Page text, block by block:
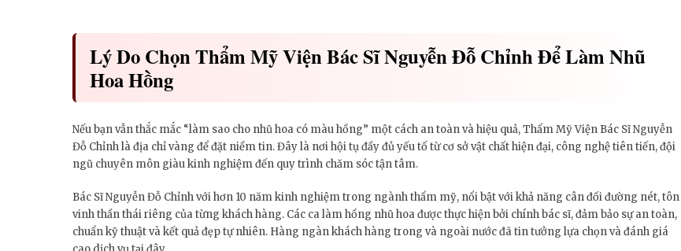
Lý Do Chọn Thẩm Mỹ Viện Bác Sĩ Nguyễn Đỗ Chỉnh Để Làm Nhũ
Hoa Hồng
Nếu bạn vẫn thắc mắc “làm sao cho nhũ hoa có màu hồng” một cách an toàn và hiệu quả, Thẩm Mỹ Viện Bác Sĩ Nguyễn
Đỗ Chỉnh là địa chỉ vàng để đặt niềm tin. Đây là nơi hội tụ đầy đủ yếu tố từ cơ sở vật chất hiện đại, công nghệ tiên tiến, đội
ngũ chuyên môn giàu kinh nghiệm đến quy trình chăm sóc tận tâm.
Bác Sĩ Nguyễn Đỗ Chỉnh với hơn 10 năm kinh nghiệm trong ngành thẩm mỹ, nổi bật với khả năng cân đối đường nét, tôn
vinh thần thái riêng của từng khách hàng. Các ca làm hồng nhũ hoa được thực hiện bởi chính bác sĩ, đảm bảo sự an toàn,
chuẩn kỹ thuật và kết quả đẹp tự nhiên. Hàng ngàn khách hàng trong và ngoài nước đã tin tưởng lựa chọn và đánh giá